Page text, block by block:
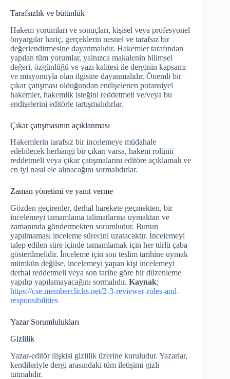
Tarafsızlık ve bütünlük
Hakem yorumları ve sonuçları, kişisel veya profesyonel
önyargılar hariç, gerçeklerin nesnel ve tarafsız bir
değerlendirmesine dayanmalıdır. Hakemler tarafından
yapılan tüm yorumlar, yalnızca makalenin bilimsel
değeri, özgünlüğü ve yazı kalitesi ile derginin kapsamı
ve misyonuyla olan ilgisine dayanmalıdır. Önemli bir
çıkar çatışması olduğundan endişelenen potansiyel
hakemler, hakemlik isteğini reddetmeli ve/veya bu
endişelerini editörle tartışmalıdırlar.
Çıkar çatışmasının açıklanması
Hakemlerin tarafsız bir incelemeye müdahale
edebilecek herhangi bir çıkarı varsa, hakem rolünü
reddetmeli veya çıkar çatışmalarını editöre açıklamalı ve
en iyi nasıl ele alınacağını sormalıdırlar.
Zaman yönetimi ve yanıt verme
Gözden geçirenler, derhal harekete geçmekten, bir
incelemeyi tamamlama talimatlarına uymaktan ve
zamanında göndermekten sorumludur. Bunun
yapılmaması inceleme sürecini uzatacaktır. İncelemeyi
talep edilen süre içinde tamamlamak için her türlü çaba
gösterilmelidir. İnceleme için son teslim tarihine uymak
mümkün değilse, incelemeyi yapan kişi incelemeyi
derhal reddetmeli veya son tarihe göre bir düzenleme
yapılıp yapılamayacağını sormalıdır. Kaynak;
https://cse.memberclicks.net/2-3-reviewer-roles-and-
responsibilities
Yazar Sorumlulukları
Gizlilik
Yazar-editör ilişkisi gizlilik üzerine kuruludur. Yazarlar,
kendileriyle dergi arasındaki tüm iletişimi gizli
tutmalıdır.